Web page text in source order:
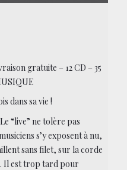
gratuite – 12 CD – 35
dans sa vie !
“live” ne tolère pas
s’y exposent à nu,
sans filet, sur la corde
Il est trop tard pour